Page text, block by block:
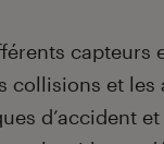
capteurs
collisions et les
d’accident